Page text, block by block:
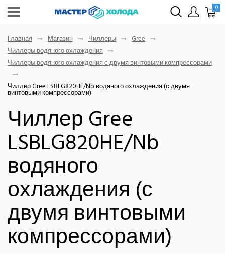
0
Главная Магазин Чиллеры
Gree
Чиллеры водяного охлаждения
Чиллеры водяного охлаждения с двумя винтовыми компрессорами
Чиллер Gree LSBLG820HE/Nb водяного охлаждения (с двумя
винтовыми компрессорами)
Чиллер Gree
LSBLG820HE/Nb
водяного
охлаждения (с
двумя винтовыми
компрессорами)